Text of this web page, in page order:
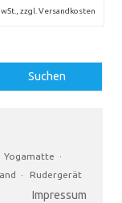
zzgl. Versandkosten
Suchen
Yogamatte ·
· Rudergerät
Impressum